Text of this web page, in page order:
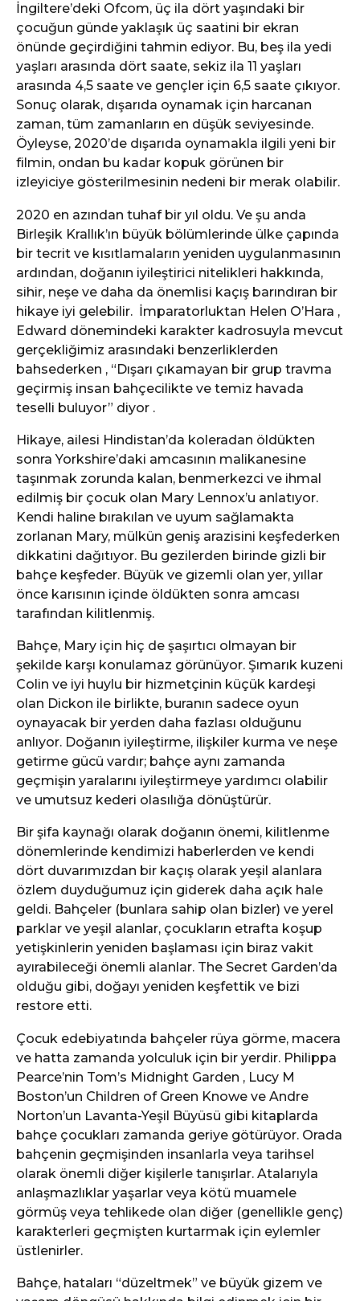
İngiltere’deki Ofcom, üç ila dört yaşındaki bir
çocuğun günde yaklaşık üç saatini bir ekran
önünde geçirdiğini tahmin ediyor. Bu, beş ila yedi
yaşları arasında dört saate, sekiz ila 11 yaşları
arasında 4,5 saate ve gençler için 6,5 saate çıkıyor.
Sonuç olarak, dışarıda oynamak için harcanan
zaman, tüm zamanların en düşük seviyesinde.
Öyleyse, 2020’de dışarıda oynamakla ilgili yeni bir
filmin, ondan bu kadar kopuk görünen bir
izleyiciye gösterilmesinin nedeni bir merak olabilir.
2020 en azından tuhaf bir yıl oldu. Ve şu anda
Birleşik Krallık’ın büyük bölümlerinde ülke çapında
bir tecrit ve kısıtlamaların yeniden uygulanmasının
ardından, doğanın iyileştirici nitelikleri hakkında,
sihir, neşe ve daha da önemlisi kaçış barındıran bir
hikaye iyi gelebilir. İmparatorluktan Helen O’Hara ,
Edward dönemindeki karakter kadrosuyla mevcut
gerçekliğimiz arasındaki benzerliklerden
bahsederken , “Dışarı çıkamayan bir grup travma
geçirmiş insan bahçecilikte ve temiz havada
teselli buluyor” diyor .
Hikaye, ailesi Hindistan’da koleradan öldükten
sonra Yorkshire’daki amcasının malikanesine
taşınmak zorunda kalan, benmerkezci ve ihmal
edilmiş bir çocuk olan Mary Lennox’u anlatıyor.
Kendi haline bırakılan ve uyum sağlamakta
zorlanan Mary, mülkün geniş arazisini keşfederken
dikkatini dağıtıyor. Bu gezilerden birinde gizli bir
bahçe keşfeder. Büyük ve gizemli olan yer, yıllar
önce karısının içinde öldükten sonra amcası
tarafından kilitlenmiş.
Bahçe, Mary için hiç de şaşırtıcı olmayan bir
şekilde karşı konulamaz görünüyor. Şımarık kuzeni
Colin ve iyi huylu bir hizmetçinin küçük kardeşi
olan Dickon ile birlikte, buranın sadece oyun
oynayacak bir yerden daha fazlası olduğunu
anlıyor. Doğanın iyileştirme, ilişkiler kurma ve neşe
getirme gücü vardır; bahçe aynı zamanda
geçmişin yaralarını iyileştirmeye yardımcı olabilir
ve umutsuz kederi olasılığa dönüştürür.
Bir şifa kaynağı olarak doğanın önemi, kilitlenme
dönemlerinde kendimizi haberlerden ve kendi
dört duvarımızdan bir kaçış olarak yeşil alanlara
özlem duyduğumuz için giderek daha açık hale
geldi. Bahçeler (bunlara sahip olan bizler) ve yerel
parklar ve yeşil alanlar, çocukların etrafta koşup
yetişkinlerin yeniden başlaması için biraz vakit
ayırabileceği önemli alanlar. The Secret Garden’da
olduğu gibi, doğayı yeniden keşfettik ve bizi
restore etti.
Çocuk edebiyatında bahçeler rüya görme, macera
ve hatta zamanda yolculuk için bir yerdir. Philippa
Pearce’nin Tom’s Midnight Garden , Lucy M
Boston’un Children of Green Knowe ve Andre
Norton’un Lavanta-Yeşil Büyüsü gibi kitaplarda
bahçe çocukları zamanda geriye götürüyor. Orada
bahçenin geçmişinden insanlarla veya tarihsel
olarak önemli diğer kişilerle tanışırlar. Atalarıyla
anlaşmazlıklar yaşarlar veya kötü muamele
görmüş veya tehlikede olan diğer (genellikle genç)
karakterleri geçmişten kurtarmak için eylemler
üstlenirler.
Bahçe, hataları “düzeltmek” ve büyük gizem ve